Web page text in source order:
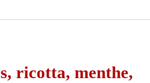
ricotta, menthe,